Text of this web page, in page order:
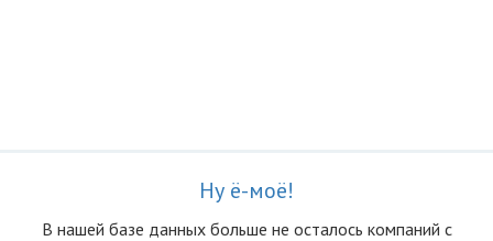
Ну ё-моё!
В нашей базе данных больше не осталоcь компаний с